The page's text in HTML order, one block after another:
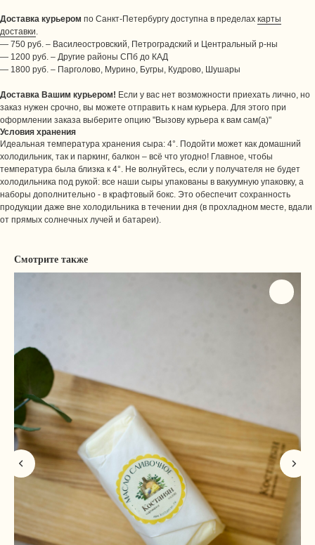
Доставка курьером по Санкт-Петербургу доступна в пределах карты
доставки.
— 750 руб. – Василеостровский, Петроградский и Центральный р-ны
— 1200 руб. – Другие районы СПб до КАД
— 1800 руб. – Парголово, Мурино, Бугры, Кудрово, Шушары
Доставка Вашим курьером! Если у вас нет возможности приехать лично, но
заказ нужен срочно, вы можете отправить к нам курьера. Для этого при
оформлении заказа выберите опцию "Вызову курьера к вам сам(а)"
Условия хранения
Идеальная температура хранения сыра: 4°. Подойти может как домашний
холодильник, так и паркинг, балкон – всё что угодно! Главное, чтобы
температура была близка к 4°. Не волнуйтесь, если у получателя не будет
холодильника под рукой: все наши сыры упакованы в вакуумную упаковку, а
наборы дополнительно - в крафтовый бокс. Это обеспечит сохранность
продукции даже вне холодильника в течении дня (в прохладном месте, вдали
от прямых солнечных лучей и батареи).
Смотрите также